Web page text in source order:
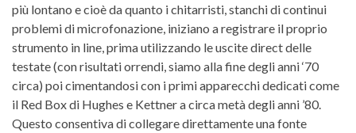
più lontano e cioè da quanto i chitarristi, stanchi di continui
problemi di microfonazione, iniziano a registrare il proprio
strumento in line, prima utilizzando le uscite direct delle
testate (con risultati orrendi, siamo alla fine degli anni ‘70
circa) poi cimentandosi con i primi apparecchi dedicati come
il Red Box di Hughes e Kettner a circa metà degli anni ’80.
Questo consentiva di collegare direttamente una fonte